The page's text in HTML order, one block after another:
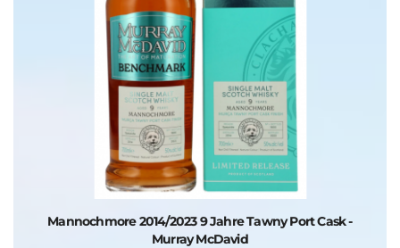
Mannochmore 2014/2023 9 Jahre Tawny Port Cask -
Murray McDavid